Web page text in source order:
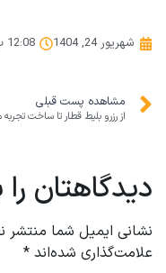
شهریور 24, 1404 12:08 ب.ظ
مشاهده پست قبلی
دیدگاهتان
نشانی ایمیل شما منتشر
علامت‌گذاری شده‌اند *